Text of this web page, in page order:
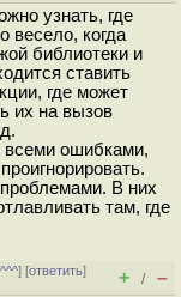
узнать, где
весело, когда
библиотеки и
ставить
где может
их на вызов
всеми ошибками,
В них
там, где
^^^] [ответить]
+ / –